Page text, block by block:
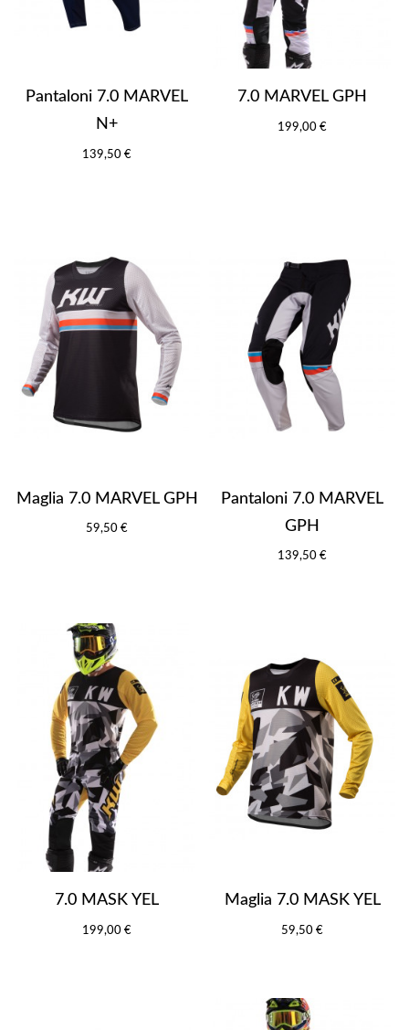
Pantaloni 7.0 MARVEL
N+
139,50 €
7.0 MARVEL GPH
199,00 €
Maglia 7.0 MARVEL GPH
59,50 €
Pantaloni 7.0 MARVEL
GPH
139,50 €
7.0 MASK YEL
199,00 €
Maglia 7.0 MASK YEL
59,50 €